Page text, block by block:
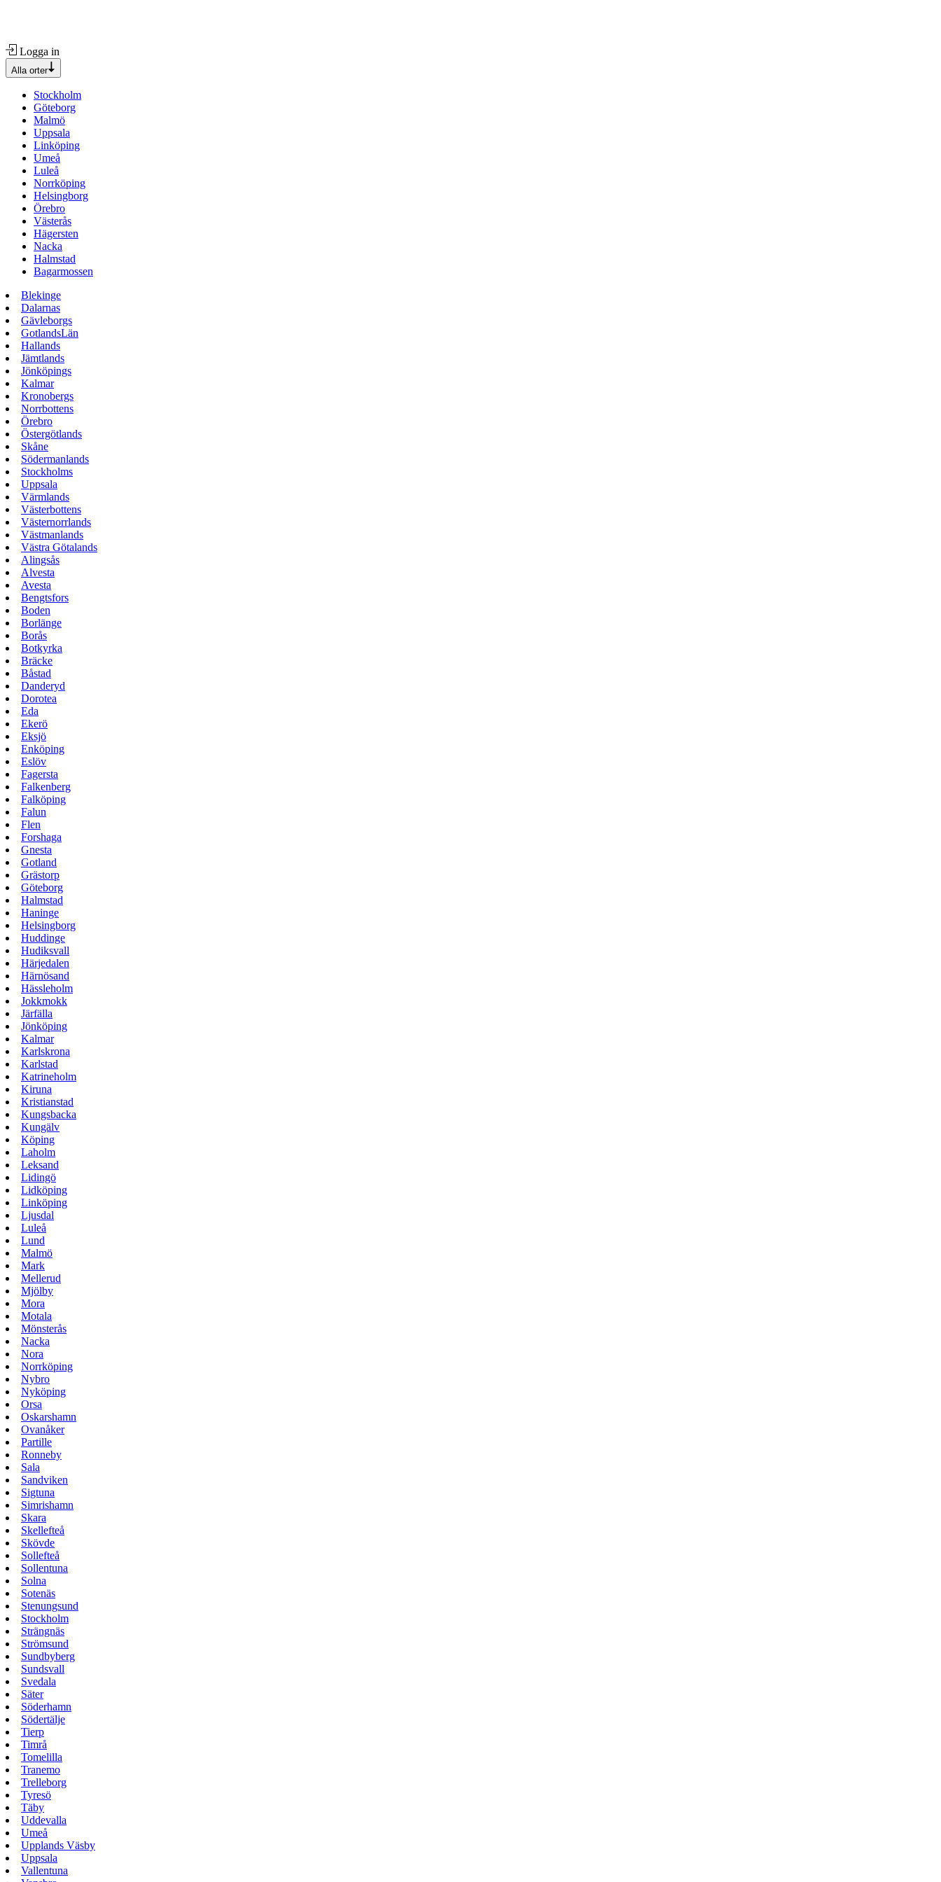
Logga in
Alla orter
Stockholm
Göteborg
Malmö
Uppsala
Linköping
Umeå
Luleå
Norrköping
Helsingborg
Örebro
Västerås
Hägersten
Nacka
Halmstad
Bagarmossen
Blekinge
Dalarnas
Gävleborgs
GotlandsLän
Hallands
Jämtlands
Jönköpings
Kalmar
Kronobergs
Norrbottens
Örebro
Östergötlands
Skåne
Södermanlands
Stockholms
Uppsala
Värmlands
Västerbottens
Västernorrlands
Västmanlands
Västra Götalands
Alingsås
Alvesta
Avesta
Bengtsfors
Boden
Borlänge
Borås
Botkyrka
Bräcke
Båstad
Danderyd
Dorotea
Eda
Ekerö
Eksjö
Enköping
Eslöv
Fagersta
Falkenberg
Falköping
Falun
Flen
Forshaga
Gnesta
Gotland
Grästorp
Göteborg
Halmstad
Haninge
Helsingborg
Huddinge
Hudiksvall
Härjedalen
Härnösand
Hässleholm
Jokkmokk
Järfälla
Jönköping
Kalmar
Karlskrona
Karlstad
Katrineholm
Kiruna
Kristianstad
Kungsbacka
Kungälv
Köping
Laholm
Leksand
Lidingö
Lidköping
Linköping
Ljusdal
Luleå
Lund
Malmö
Mark
Mellerud
Mjölby
Mora
Motala
Mönsterås
Nacka
Nora
Norrköping
Nybro
Nyköping
Orsa
Oskarshamn
Ovanåker
Partille
Ronneby
Sala
Sandviken
Sigtuna
Simrishamn
Skara
Skellefteå
Skövde
Sollefteå
Sollentuna
Solna
Sotenäs
Stenungsund
Stockholm
Strängnäs
Strömsund
Sundbyberg
Sundsvall
Svedala
Säter
Söderhamn
Södertälje
Tierp
Timrå
Tomelilla
Tranemo
Trelleborg
Tyresö
Täby
Uddevalla
Umeå
Upplands Väsby
Uppsala
Vallentuna